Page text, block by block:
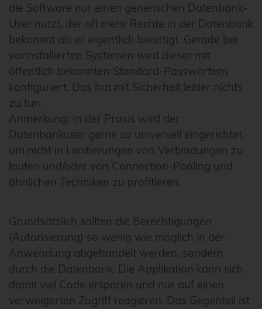
die Software nur einen generischen Datenbank-
User nutzt, der oft mehr Rechte in der Datenbank
bekommt als er eigentlich benötigt. Gerade bei
vorinstallierten Systemen wird dieser mit
öffentlich bekannten Standard-Passwörtern
konfiguriert. Das hat mit Sicherheit leider nichts
zu tun.
Anmerkung: In der Praxis wird der
Datenbankuser gerne so universell eingerichtet,
um nicht in Limitierungen von Verbindungen zu
laufen und/oder von Connection-Pooling und
ähnlichen Techniken zu profitieren.
Grundsätzlich sollten die Berechtigungen
(Autorisierung) so wenig wie möglich in der
Anwendung abgehandelt werden, sondern
durch die Datenbank. Die Applikation kann sich
damit viel Code ersparen und nur auf einen
verweigerten Zugriff reagieren. Das Gegenteil ist